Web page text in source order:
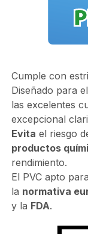
Cumple con
Diseñado para
las excelentes
excepcional
Evita el riesgo
productos
rendimiento.
El PVC apto
la normativa
y la FDA.